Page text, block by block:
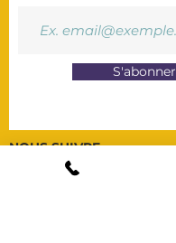
S'abonner
NOUS SUIVRE